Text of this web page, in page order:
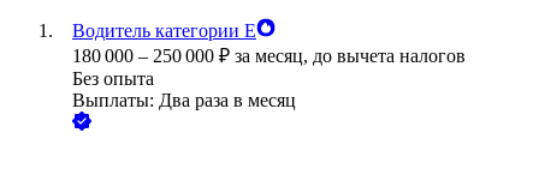
Водитель категории Е
180 000 – 250 000 ₽ за месяц, до вычета налогов
Без опыта
Выплаты: Два раза в месяц